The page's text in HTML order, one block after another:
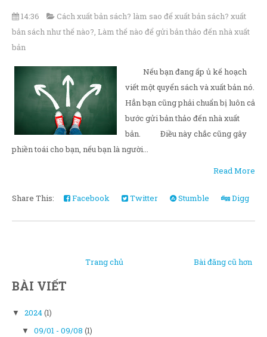
14:36
Cách xuất bản sách? làm sao để xuất bản sách? xuất
bản sách như thế nào? Làm thế nào để gửi bản thảo đến nhà xuất
bản
Nếu bạn đang ấp ủ kế hoạch
viết một quyển sách và xuất bản nó.
Hẳn bạn cũng phải chuẩn bị luôn cả
bước gửi bản thảo đến nhà xuất
bản. Điều này chắc cũng gây
phiền toái cho bạn, nếu bạn là người...
Read More
Share This: Facebook Twitter Stumble Digg
Bài đăng cũ hơn
Trang chủ
BÀI VIẾT
▼ 2024(1)
▼ 09/01 - 09/08 (1)